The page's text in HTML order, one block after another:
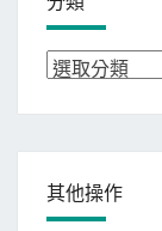
分
其他操作